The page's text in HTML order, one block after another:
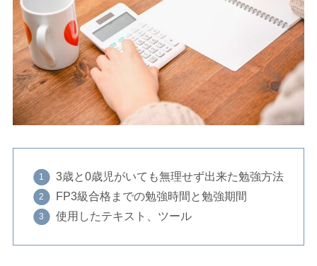
3歳と0歳児がいても無理せず出来た勉強方法
FP3級合格までの勉強時間と勉強期間
使用したテキスト、ツール